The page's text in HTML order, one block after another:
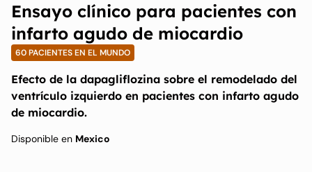
Ensayo clínico para pacientes con
infarto agudo de miocardio
60 PACIENTES EN EL MUNDO
Efecto de la dapagliflozina sobre el remodelado del
ventrículo izquierdo en pacientes con infarto agudo
de miocardio.
Disponible en Mexico